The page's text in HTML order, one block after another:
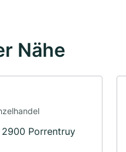
Nähe
2900 Porrentruy